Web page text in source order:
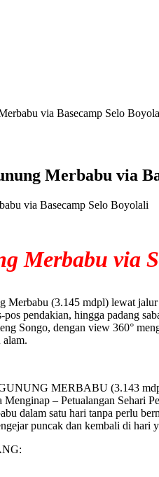
via Basecamp Selo
Merbabu via
Merbabu via
Merbabu (3.145 mdpl) lewat
pendakian, hingga padang
Songo, dengan view 360°
alam.
MERBABU (3.143
– Petualangan Sehari
dalam satu hari tanpa perlu
puncak dan kembali di hari